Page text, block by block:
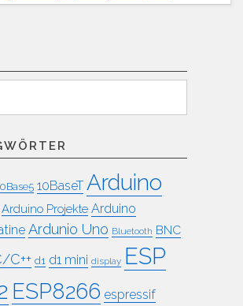
Suchen
10BaseT Arduino
Arduino Projekte Arduino
Ardunio Uno Bluetooth BNC
C++ d1 d1 mini display ESP
ESP8266 espressif